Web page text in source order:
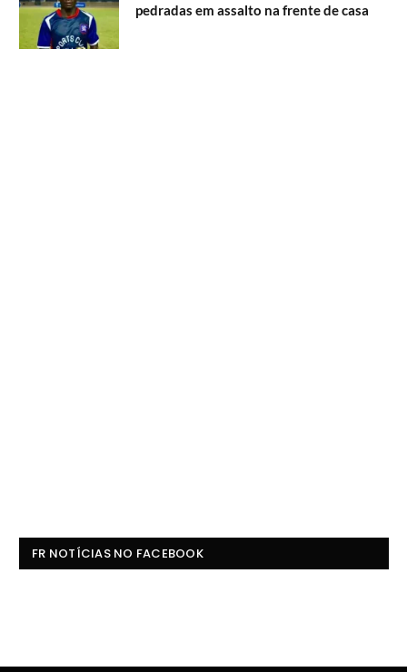
pedradas em assalto na frente de casa
FR NOTÍCIAS NO FACEBOOK